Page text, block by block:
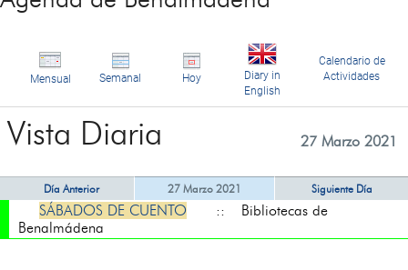
Mensual Semanal Hoy
Diary in
English
Calendario de
Actividades
Vista Diaria 27 Marzo 2021
Día Anterior 27 Marzo 2021 Siguiente Día
SÁBADOS DE CUENTO
:: Bibliotecas de
Benalmádena